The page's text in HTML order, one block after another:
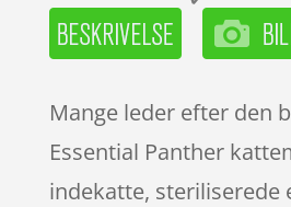
Mange leder efter den
Essential Panther
indekatte, steriliserede